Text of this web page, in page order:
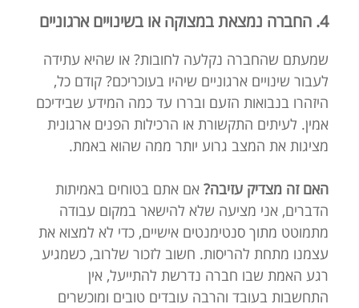
4. החברה נמצאת במצוקה או בשינויים ארגוניים
שמעתם שהחברה נקלעה לחובות? או שהיא עתידה
לעבור שינויים ארגוניים שיהיו בעוכריכם? קודם כל,
היזהרו בנבואות הזעם ובררו עד כמה המידע שבידיכם
אמין. לעיתים התקשורת או הרכילות הפנים ארגונית
מציגות את המצב גרוע יותר ממה שהוא באמת.
האם זה מצדיק עזיבה? אם אתם בטוחים באמיתות
הדברים, אני מציעה שלא להישאר במקום עבודה
מתמוטט מתוך סנטימנטים אישיים, כדי לא למצוא את
עצמנו מתחת להריסות. חשוב לזכור שלרוב, כשמגיע
רגע האמת שבו חברה נדרשת להתייעל, אין
התחשבות בעובד והרבה עובדים טובים ומוכשרים